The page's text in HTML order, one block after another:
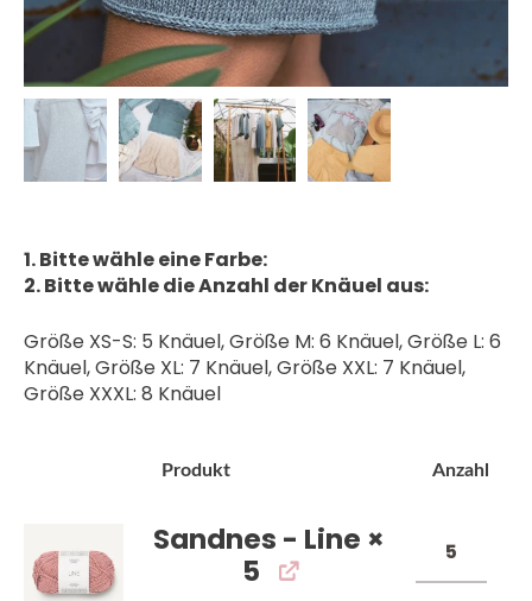
1. Bitte wähle eine Farbe:
2. Bitte wähle die Anzahl der Knäuel aus:
Größe XS-S: 5 Knäuel, Größe M: 6 Knäuel, Größe L: 6
Knäuel, Größe XL: 7 Knäuel, Größe XXL: 7 Knäuel,
Größe XXXL: 8 Knäuel
Produkt Anzahl
Sandnes - Line ×
5